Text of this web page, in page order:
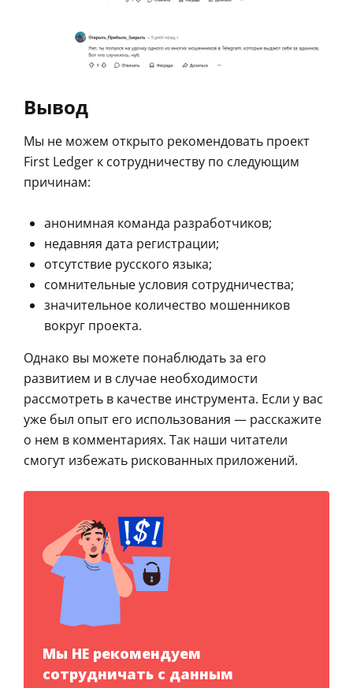
Вывод
Мы не можем открыто рекомендовать проект
First Ledger к сотрудничеству по следующим
причинам:
анонимная команда разработчиков;
недавняя дата регистрации;
отсутствие русского языка;
сомнительные условия сотрудничества;
значительное количество мошенников
вокруг проекта.
Однако вы можете понаблюдать за его
развитием и в случае необходимости
рассмотреть в качестве инструмента. Если у вас
уже был опыт его использования — расскажите
о нем в комментариях. Так наши читатели
смогут избежать рискованных приложений.
Мы НЕ рекомендуем
сотрудничать с данным